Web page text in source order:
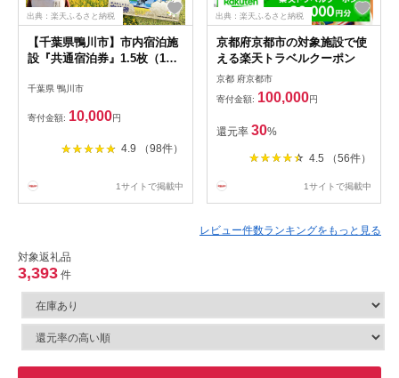
出典：楽天ふるさと納税
【千葉県鴨川市】市内宿泊施
設『共通宿泊券』1.5枚（1万
千葉県 鴨川市
寄付金額: 10,000円
4.9 （98件）
1サイトで掲載中
出典：楽天ふるさと納税
京都府京都市の対象施設で使
える楽天トラベルクーポン
京都 府京都市
寄付金額: 100,000円
還元率 30%
4.5 （56件）
1サイトで掲載中
レビュー件数ランキングをもっと見る
対象返礼品
3,393 件